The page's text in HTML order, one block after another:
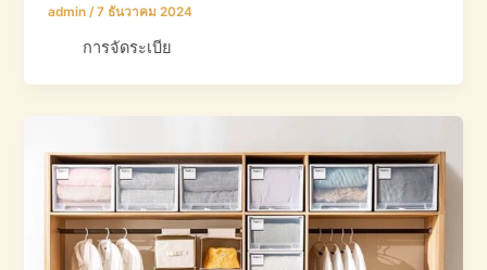
admin/7 ธันวาคม 2024
การจัดระเบีย